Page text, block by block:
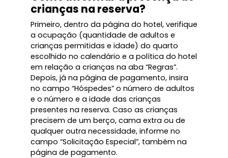
crianças na reserva?
Primeiro, dentro da página do hotel, verifique
a ocupação (quantidade de adultos e
crianças permitidas e idade) do quarto
escolhido no calendário e a política do hotel
em relação a crianças na aba “Regras”.
Depois, já na página de pagamento, insira
no campo “Hóspedes” o número de adultos
e o número e a idade das crianças
presentes na reserva. Caso as crianças
precisem de um berço, cama extra ou de
qualquer outra necessidade, informe no
campo “Solicitação Especial”, também na
página de pagamento.